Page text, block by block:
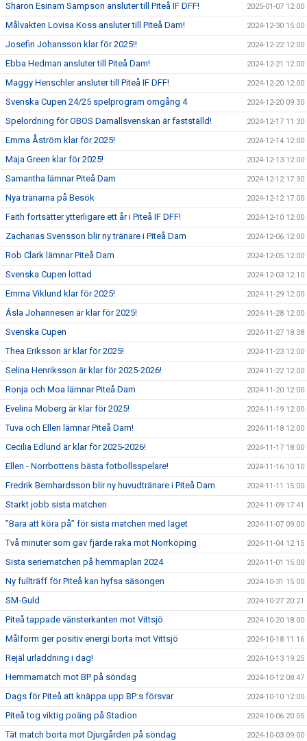
Sharon Esinam Sampson ansluter till Piteå IF DFF! 2025-01-07 12:00
Målvakten Lovisa Koss ansluter till Piteå Dam! 2024-12-30 15:00
Josefin Johansson klar för 2025!! 2024-12-22 12:00
Ebba Hedman ansluter till Piteå Dam! 2024-12-21 12:00
Maggy Henschler ansluter till Piteå IF DFF! 2024-12-20 12:00
Svenska Cupen 24/25 spelprogram omgång 4 2024-12-20 09:30
Spelordning för OBOS Damallsvenskan är fastställd! 2024-12-17 11:30
Emma Åström klar för 2025! 2024-12-14 12:00
Maja Green klar för 2025! 2024-12-13 12:00
Samantha lämnar Piteå Dam 2024-12-12 17:30
Nya tränarna på Besök 2024-12-12 17:00
Faith fortsätter ytterligare ett år i Piteå IF DFF! 2024-12-10 12:00
Zacharias Svensson blir ny tränare i Piteå Dam 2024-12-06 12:00
Rob Clark lämnar Piteå Dam 2024-12-05 12:00
Svenska Cupen lottad 2024-12-03 12:10
Emma Viklund klar för 2025! 2024-11-29 12:00
Ásla Johannesen är klar för 2025! 2024-11-28 12:00
Svenska Cupen 2024-11-27 18:38
Thea Eriksson är klar för 2025! 2024-11-23 12:00
Selina Henriksson är klar för 2025-2026! 2024-11-22 12:00
Ronja och Moa lämnar Piteå Dam 2024-11-20 12:00
Evelina Moberg är klar för 2025! 2024-11-19 12:00
Tuva och Ellen lämnar Piteå Dam! 2024-11-18 12:00
Cecilia Edlund är klar för 2025-2026! 2024-11-17 18:00
Ellen - Norrbottens bästa fotbollsspelare! 2024-11-16 10:10
Fredrik Bernhardsson blir ny huvudtränare i Piteå Dam 2024-11-11 15:00
Starkt jobb sista matchen 2024-11-09 17:41
”Bara att köra på” för sista matchen med laget 2024-11-07 09:00
Två minuter som gav fjärde raka mot Norrköping 2024-11-04 12:15
Sista seriematchen på hemmaplan 2024 2024-11-01 15:00
Ny fullträff för Piteå kan hyfsa säsongen 2024-10-31 15:00
SM-Guld 2024-10-27 20:21
Piteå tappade vänsterkanten mot Vittsjö 2024-10-20 18:00
Målform ger positiv energi borta mot Vittsjö 2024-10-18 11:16
Rejäl urladdning i dag! 2024-10-13 19:25
Hemmamatch mot BP på söndag 2024-10-12 08:47
Dags för Piteå att knäppa upp BP:s försvar 2024-10-10 12:00
Piteå tog viktig poäng på Stadion 2024-10-06 20:05
Tät match borta mot Djurgården på söndag 2024-10-03 09:00